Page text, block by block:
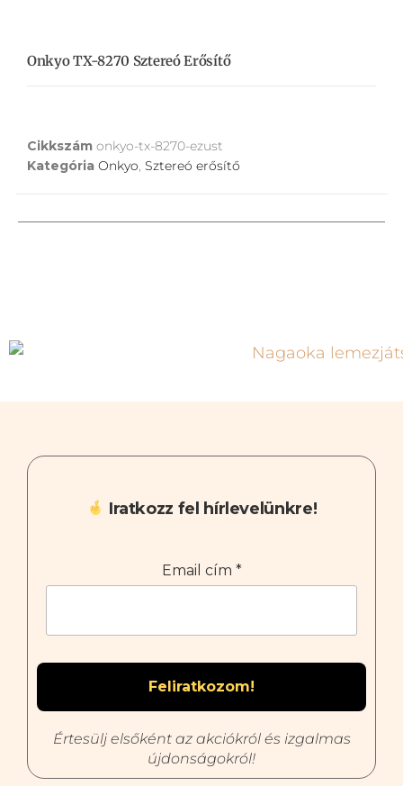
Onkyo TX-8270 Sztereó Erősítő
Cikkszám onkyo-tx-8270-ezust
Kategória Onkyo, Sztereó erősítő
Iratkozz fel hírlevelünkre!
Email cím *
Értesülj elsőként az akciókról és izgalmas
újdonságokról!